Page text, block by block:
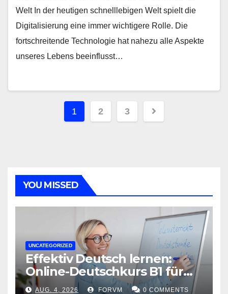
Welt In der heutigen schnelllebigen Welt spielt die
Digitalisierung eine immer wichtigere Rolle. Die
fortschreitende Technologie hat nahezu alle Aspekte
unseres Lebens beeinflusst…
Seitennummerierung
1 2 3
YOU MISSED
UNCATEGORIZED
Effektiv Deutsch lernen:
Online-Deutschkurs B1 für
flexible Lernerfolge
AUG. 4, 2026 FORVM 0 COMMENTS